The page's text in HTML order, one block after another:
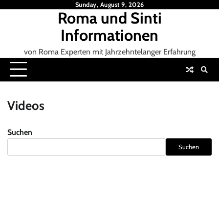
Sunday, August 9, 2026
Roma und Sinti
Informationen
von Roma Experten mit Jahrzehntelanger Erfahrung
Videos
Suchen
Suchen